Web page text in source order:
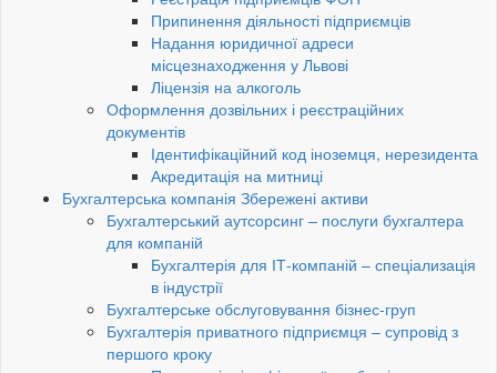
Припинення діяльності підприємців
Надання юридичної адреси
місцезнаходження у Львові
Ліцензія на алкоголь
Оформлення дозвільних і реєстраційних
документів
Ідентифікаційний код іноземця, нерезидента
Акредитація на митниці
Бухгалтерська компанія Збережені активи
Бухгалтерський аутсорсинг – послуги бухгалтера
для компаній
Бухгалтерія для ІТ-компаній – спеціализація
в індустрії
Бухгалтерське обслуговування бізнес-груп
Бухгалтерія приватного підприємця – супровід з
першого кроку